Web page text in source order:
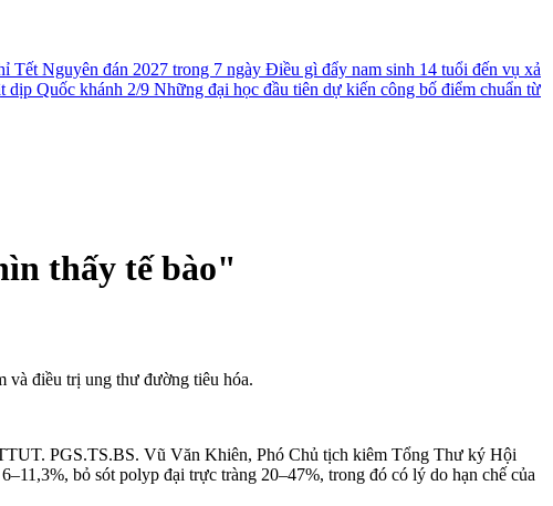
Tết Nguyên đán 2027 trong 7 ngày Điều gì đẩy nam sinh 14 tuổi đến vụ xả
dịp Quốc khánh 2/9 Những đại học đầu tiên dự kiến công bố điểm chuẩn từ
thấy tế bào"
và điều trị ung thư đường tiêu hóa.
PGS.TS.BS. Vũ Văn Khiên, Phó Chủ tịch kiêm Tổng Thư ký Hội
bỏ sót polyp đại trực tràng 20–47%, trong đó có lý do hạn chế của